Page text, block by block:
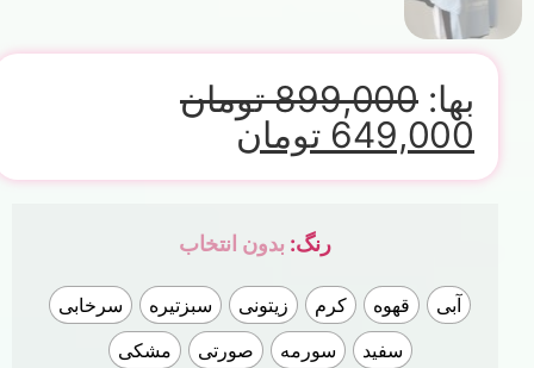
بها: 899,000 تومان
649,000 تومان
رنگ: بدون انتخاب
آبی قهوه کرم زیتونی سبزتیره
سرخابی
سفید
سورمه صورتی مشکی